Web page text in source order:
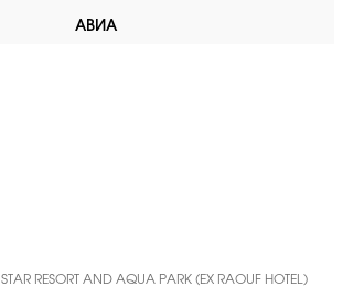
АВИА
STAR RESORT AND AQUA PARK (EX RAOUF HOTEL)